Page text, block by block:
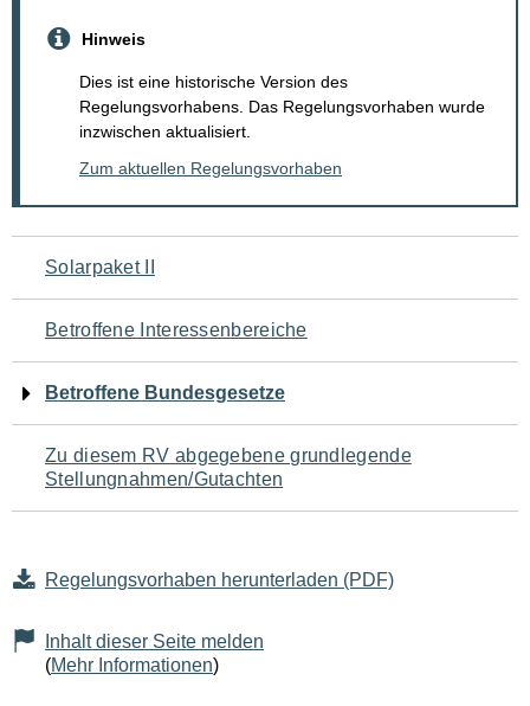
Hinweis
Dies ist eine historische Version des
Regelungsvorhabens. Das Regelungsvorhaben wurde
inzwischen aktualisiert.
Zum aktuellen Regelungsvorhaben
Navigation
für
den
Seiteninhalt
Solarpaket II
Betroffene Interessenbereiche
Betroffene Bundesgesetze
Zu diesem RV abgegebene grundlegende
Stellungnahmen/Gutachten
Regelungsvorhaben herunterladen (PDF)
Inhalt dieser Seite melden
(Mehr Informationen)